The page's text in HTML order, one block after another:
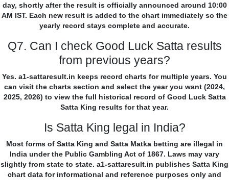
day, shortly after the result is officially announced around 10:00
AM IST. Each new result is added to the chart immediately so the
yearly record stays complete and accurate.
Q7. Can I check Good Luck Satta results
from previous years?
Yes. a1-sattaresult.in keeps record charts for multiple years. You
can visit the charts section and select the year you want (2024,
2025, 2026) to view the full historical record of Good Luck Satta
Satta King results for that year.
Is Satta King legal in India?
Most forms of Satta King and Satta Matka betting are illegal in
India under the Public Gambling Act of 1867. Laws may vary
slightly from state to state. a1-sattaresult.in publishes Satta King
chart data for informational and reference purposes only and